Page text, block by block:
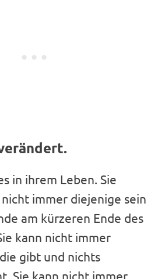
in ihrem Leben. Sie
immer diejenige sein
am kürzeren Ende des
kann nicht immer
gibt und nichts
Sie kann nicht immer